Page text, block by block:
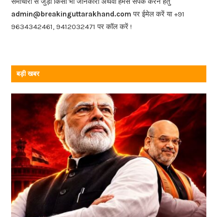
o
k
admin@breakinguttarakhand.com पर ईमेल करें या +91
9634342461, 9412032471 पर कॉल करें !
बड़ी खबर